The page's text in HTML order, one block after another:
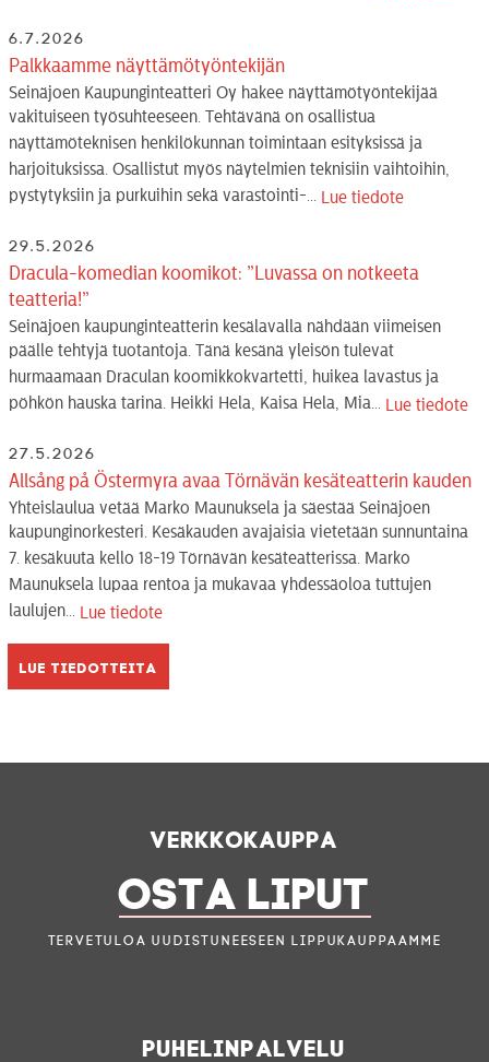
6.7.2026
Palkkaamme näyttämötyöntekijän
Seinäjoen Kaupunginteatteri Oy hakee näyttämötyöntekijää
vakituiseen työsuhteeseen. Tehtävänä on osallistua
näyttämöteknisen henkilökunnan toimintaan esityksissä ja
harjoituksissa. Osallistut myös näytelmien teknisiin vaihtoihin,
pystytyksiin ja purkuihin sekä varastointi-... Lue tiedote
29.5.2026
Dracula-komedian koomikot: ”Luvassa on notkeeta
teatteria!”
Seinäjoen kaupunginteatterin kesälavalla nähdään viimeisen
päälle tehtyjä tuotantoja. Tänä kesänä yleisön tulevat
hurmaamaan Draculan koomikkokvartetti, huikea lavastus ja
pöhkön hauska tarina. Heikki Hela, Kaisa Hela, Mia... Lue tiedote
27.5.2026
Allsång på Östermyra avaa Törnävän kesäteatterin kauden
Yhteislaulua vetää Marko Maunuksela ja säestää Seinäjoen
kaupunginorkesteri. Kesäkauden avajaisia vietetään sunnuntaina
7. kesäkuuta kello 18-19 Törnävän kesäteatterissa. Marko
Maunuksela lupaa rentoa ja mukavaa yhdessäoloa tuttujen
laulujen... Lue tiedote
Lue tiedotteita
Verkkokauppa
OSTA LIPUT
Tervetuloa uudistuneeseen lippukauppaamme
Puhelinpalvelu